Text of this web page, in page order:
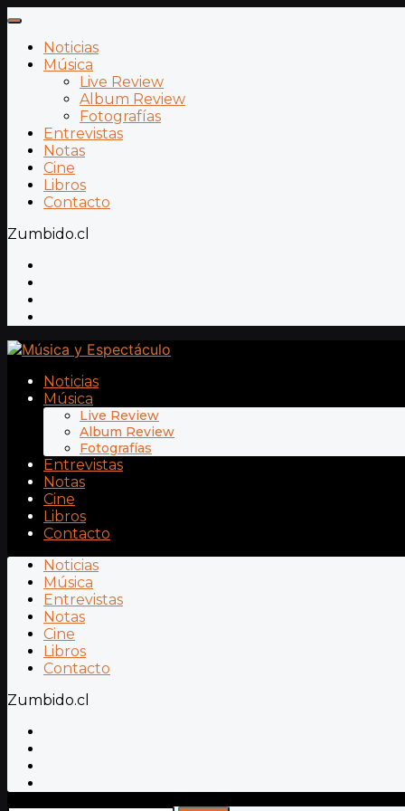
Noticias
Música
Live Review
Album Review
Fotografías
Entrevistas
Notas
Cine
Libros
Contacto
Zumbido.cl
Noticias
Música
Live Review
Album Review
Fotografías
Entrevistas
Notas
Cine
Libros
Contacto
Noticias
Música
Entrevistas
Notas
Cine
Libros
Contacto
Zumbido.cl